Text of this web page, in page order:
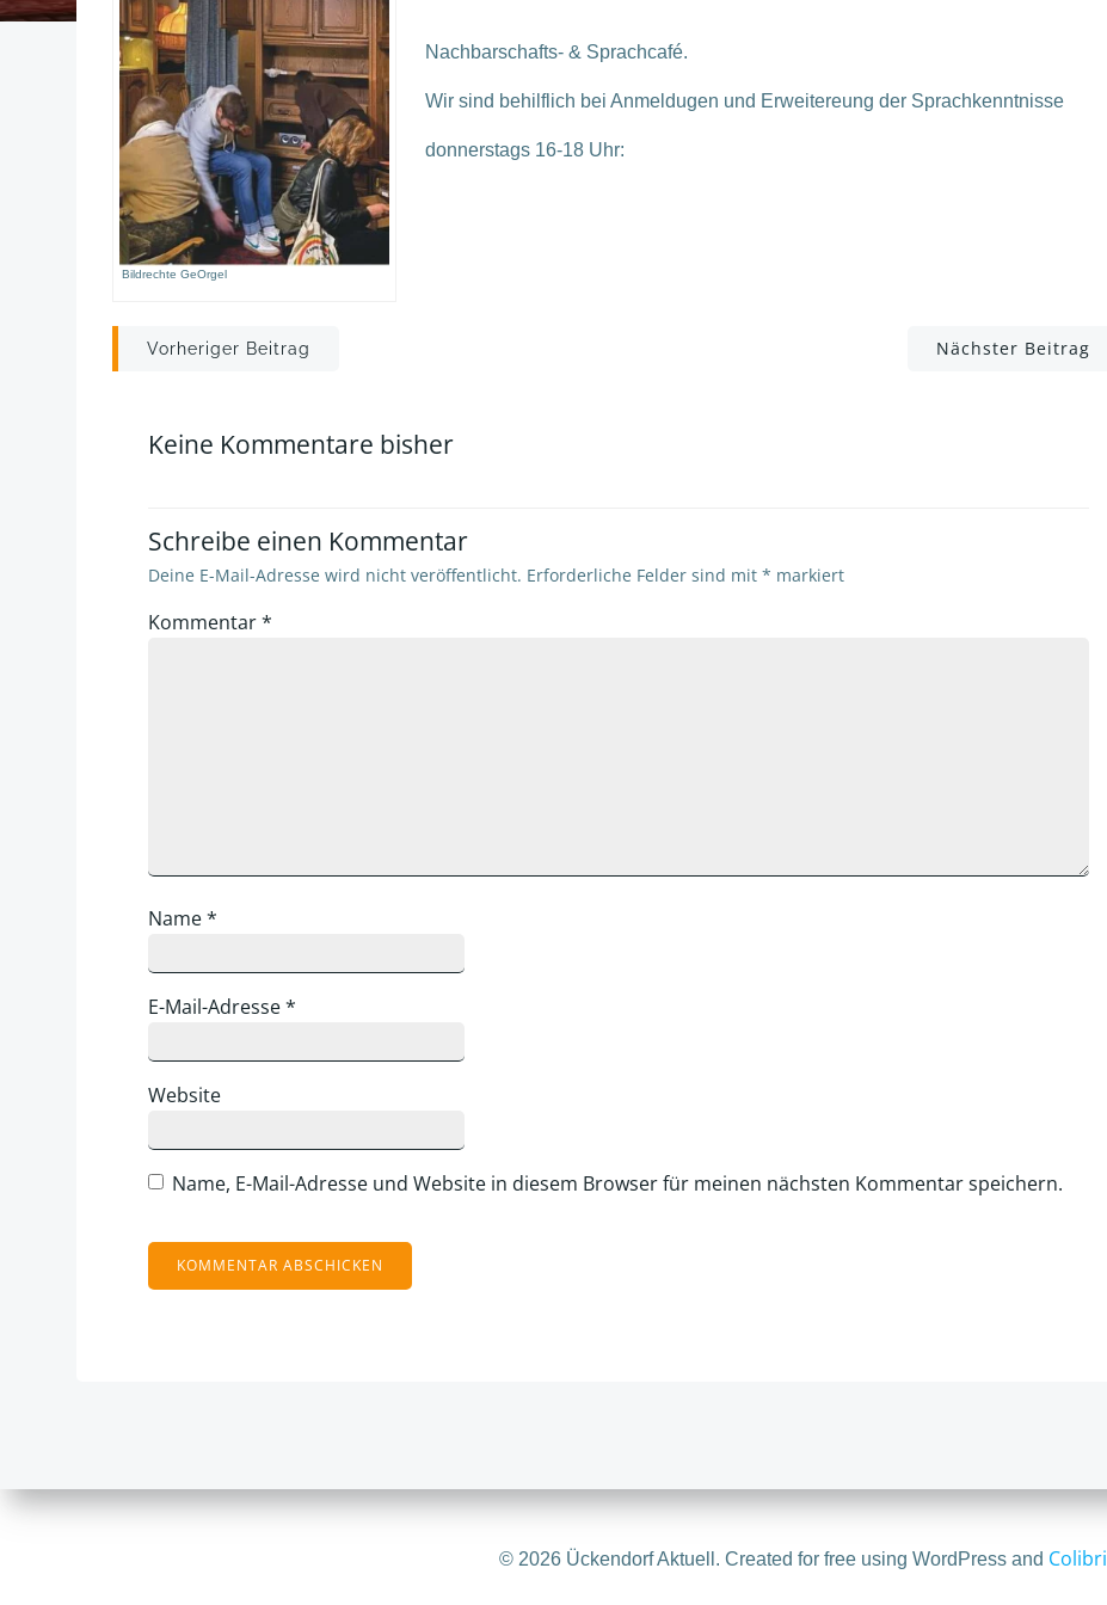
Bildrechte GeOrgel
Nachbarschafts- & Sprachcafé.
Wir sind behilflich bei Anmeldugen und Erweitereung der Sprachkenntnisse
donnerstags 16-18 Uhr:
Post
Vorheriger Beitrag Nächster Beitrag
Keine Kommentare bisher
Schreibe einen Kommentar
Deine E-Mail-Adresse wird nicht veröffentlicht. Erforderliche Felder sind mit * markiert
Kommentar*
Name*
E-Mail-Adresse*
Website
Name, E-Mail-Adresse und Website in diesem Browser für meinen nächsten Kommentar speichern.
© 2026 Ückendorf Aktuell. Created for free using WordPress and Colibri